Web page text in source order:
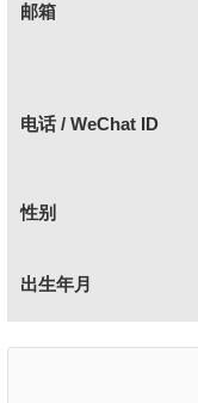
邮箱
电话 / WeChat ID
性别
出生年月